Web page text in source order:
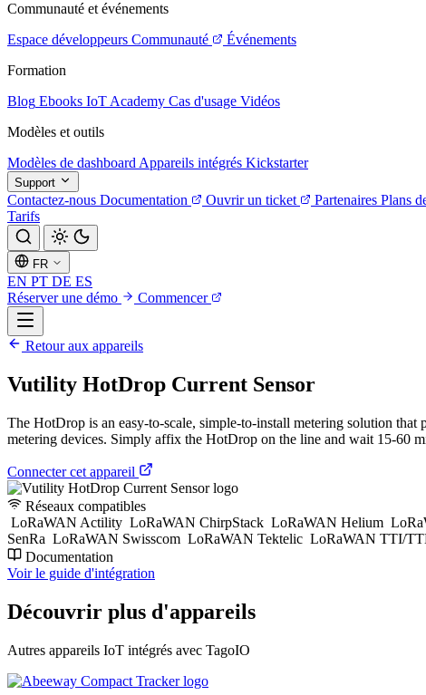
Communauté et événements
Espace développeurs Communauté
Événements
Formation
Blog Ebooks IoT Academy Cas d'usage Vidéos
Modèles et outils
Modèles de dashboard Appareils intégrés Kickstarter
Support
Contactez-nous Documentation Ouvrir un ticket Partenaires Plans
Tarifs
FR
EN PT DE ES
Réserver une démo
Commencer
Retour aux appareils
Vutility HotDrop Current Sensor
The HotDrop is an easy-to-scale, simple-to-install metering solution
metering devices. Simply affix the HotDrop on the line and wait 15-60
Connecter cet appareil
Réseaux compatibles
LoRaWAN Actility LoRaWAN ChirpStack LoRaWAN Helium
SenRa LoRaWAN Swisscom LoRaWAN Tektelic LoRaWAN TTI/
Documentation
Voir le guide d'intégration
Découvrir plus d'appareils
Autres appareils IoT intégrés avec TagoIO